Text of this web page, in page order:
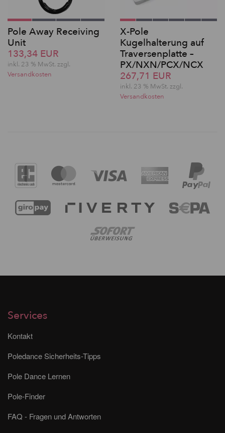
Pole Away Receiving
Unit
133,34 EUR
inkl. 23 % MwSt. zzgl.
Versandkosten
X-Pole
Kugelhalterung auf
Traversenplatte –
PX/NXN/PCX/NCX
267,71 EUR
inkl. 23 % MwSt. zzgl.
Versandkosten
Services
Kontakt
Poledance Sicherheits-Tipps
Pole Dance Lernen
Pole-Finder
FAQ - Fragen und Antworten